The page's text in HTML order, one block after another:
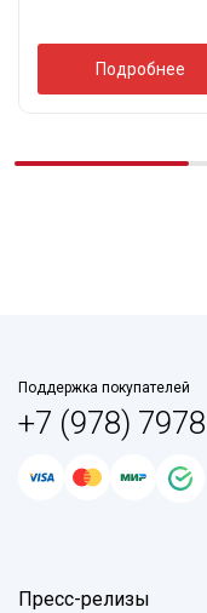
Подробнее
Поддержка покупателей
+7 (978)
Пресс-релизы